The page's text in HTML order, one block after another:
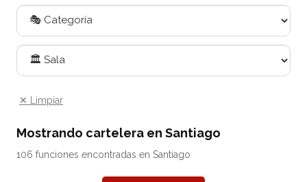
✕ Limpiar
Mostrando cartelera en Santiago
106 funciones encontradas en Santiago